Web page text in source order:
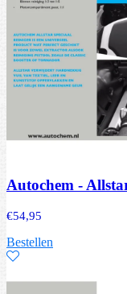
Autochem -
€54,95
Bestellen